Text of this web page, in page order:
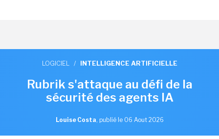
LOGICIEL / INTELLIGENCE ARTIFICIELLE
Rubrik s'attaque au défi de la
sécurité des agents IA
Louise Costa, publié le 06 Aout 2026